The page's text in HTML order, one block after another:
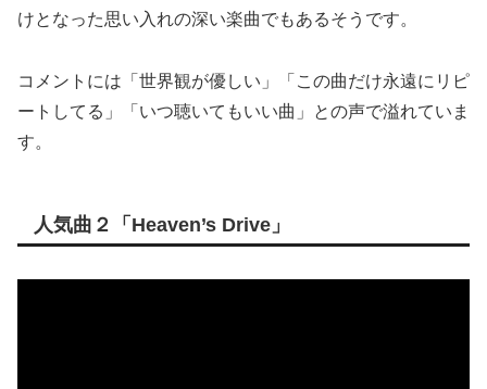
けとなった思い入れの深い楽曲でもあるそうです。
コメントには「世界観が優しい」「この曲だけ永遠にリピ
ートしてる」「いつ聴いてもいい曲」との声で溢れていま
す。
人気曲２「Heaven’s Drive」